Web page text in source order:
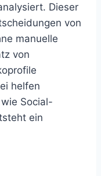
Dieser
von
manuelle
von
helfen
Social-
ein